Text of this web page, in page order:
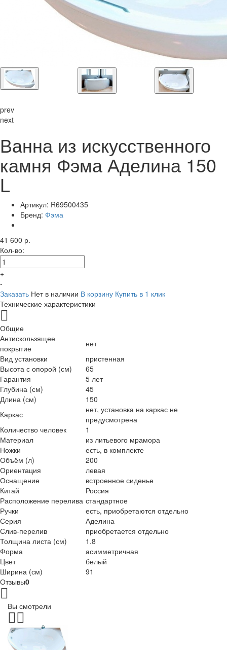
prev
next
Ванна из искусственного
камня Фэма Аделина 150
L
Артикул: R69500435
Бренд: Фэма
41 600 р.
Кол-во:
+
-
Заказать Нет в наличии В корзину Купить в 1 клик
Технические характеристики
Общие
Антискользящее
покрытие
нет
Вид установки
пристенная
Высота с опорой (см)
65
Гарантия
5 лет
Глубина (см)
45
Длина (см)
150
Каркас
нет, установка на каркас не
предусмотрена
Количество человек
1
Материал
из литьевого мрамора
Ножки
есть, в комплекте
Объём (л)
200
Ориентация
левая
Оснащение
встроенное сиденье
Китай
Россия
Расположение перелива стандартное
Ручки
есть, приобретаются отдельно
Серия
Аделина
Слив-перелив
приобретается отдельно
Толщина листа (см)
1.8
Форма
асимметричная
Цвет
белый
Ширина (см)
91
Отзывы0
Вы смотрели